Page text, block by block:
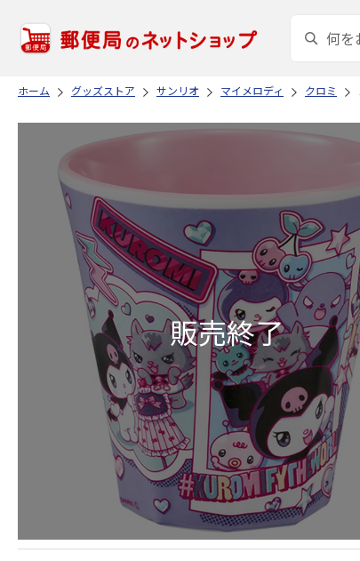
ホーム グッズストア サンリオ マイメロディ クロミ